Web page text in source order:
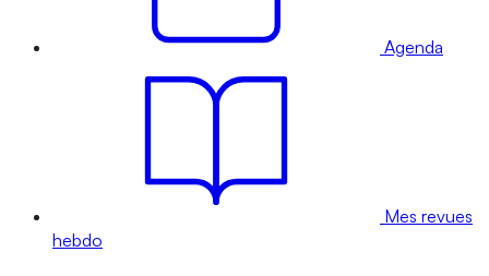
Agenda
Mes revues
hebdo